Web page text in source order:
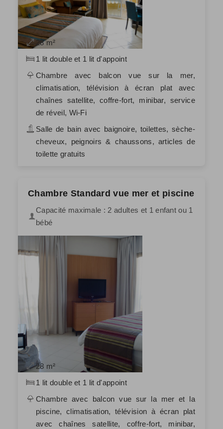
28 m²
1 lit double et 1 lit d'appoint
Chambre avec balcon vue sur la mer,
climatisation, télévision à écran plat avec
chaînes satellite, coffre-fort, minibar, service
de réveil, Wi-Fi
Salle de bain avec baignoire, toilettes, sèche-
cheveux, peignoirs & chaussons, articles de
toilette gratuits
Chambre Standard vue mer et piscine
Capacité maximale : 2 adultes et 1 enfant ou 1
bébé
28 m²
1 lit double et 1 lit d'appoint
Chambre avec balcon vue sur la mer et la
piscine, climatisation, télévision à écran plat
avec chaînes satellite, coffre-fort, minibar,